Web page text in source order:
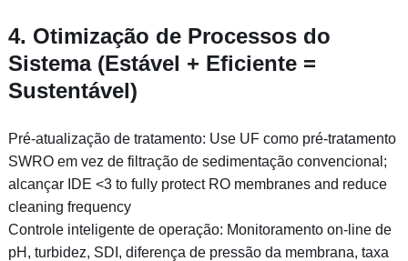
4. Otimização de Processos do
Sistema (Estável + Eficiente =
Sustentável)
Pré-atualização de tratamento: Use UF como pré-tratamento
SWRO em vez de filtração de sedimentação convencional;
alcançar IDE <3 to fully protect RO membranes and reduce
cleaning frequency
Controle inteligente de operação: Monitoramento on-line de
pH, turbidez, SDI, diferença de pressão da membrana, taxa